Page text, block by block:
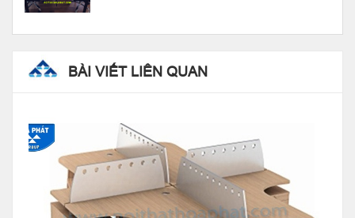
BÀI VIẾT LIÊN QUAN